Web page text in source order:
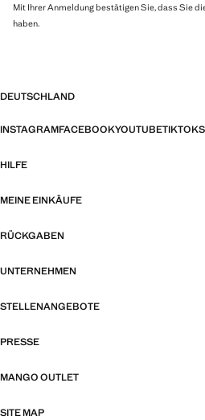
Mit Ihrer Anmeldung bestätigen Sie, dass Sie
haben.
DEUTSCHLAND
INSTAGRAMFACEBOOKYOUTUBETIKTOK
HILFE
MEINE EINKÄUFE
RÜCKGABEN
UNTERNEHMEN
STELLENANGEBOTE
PRESSE
MANGO OUTLET
SITE MAP